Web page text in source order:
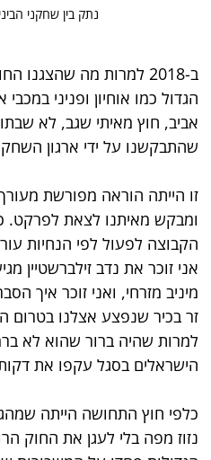
נתק בין שחקני
ב-2018 למרות מה
הגדול כמו אוחיון ופניני
אביב, חוץ מאיתי שגב, לא
שהתבקשנו על ידי ארגון
זו הייתה הוראה מפורשת
ומבקש מאיתנו לצאת לפרקט.
הקבוצה לפעול לפי הנחיות
אני זוכר את נדב זילברשטיין
מיניב מזרחי, ואני זוכר איך
זר בכיר שנפצע אצלנו בטרום
למרות שהיה ברור שהוא לא
הישראלים בסגל עקפו את
כלפי חוץ התחושה הייתה
נזוז מפה בלי לעגן את החוק